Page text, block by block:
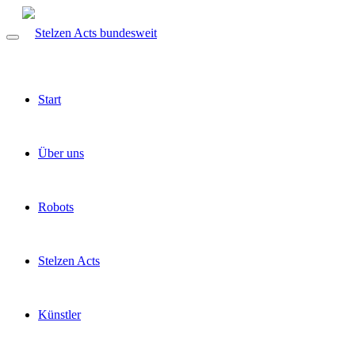
Start
Über uns
Robots
Stelzen Acts
Künstler